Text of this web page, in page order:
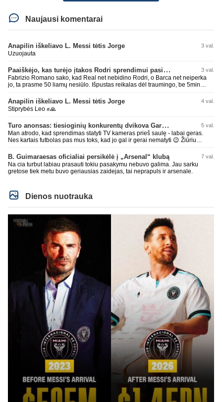
Naujausi komentarai
Anapilin iškeliavo L. Messi tėtis Jorge 3 val.
Uzuojauta
Paaiškėjo, kas turėjo įtakos Rodri sprendimui pasirinkti Barselonos pusę 3 val.
Fabrizio Romano sako, kad Real net nebidino Rodri, o Barca net neiperka
jo, ta prasme 50 liamų nesiūlo. Išpustas reikalas dėl traumingo, be 5min
Anapilin iškeliavo L. Messi tėtis Jorge 4 val.
Stiprybės Leo ✊🙏
Turo anonsas: tiesioginių konkurentų dvikova Gargžduose 5 val.
Man atrodo, kad sprendimas statyti TV kameras prieš saulę - labai geras.
Nes kartais futbolas pas mus toks, kad jo gal ir gerai nematyti 😉 Žiūriu
kaip alaus butelys, kurį ką tik išmaukiau. Linkėjimai Tadui (slapyvardžiu „apie
nieką“), kuris kiek girdėjau, įpūtė akis varvinančių transliacijų dvasią 😀
B. Guimaraesas oficialiai persikėlė į „Arsenal“ klubą 7 val.
Na cia turbut labiau prasauti tokiu pasakymu nebuvo galima. Jau sarku
gretose tiek metu buvo geriausias zaidejas, tai neprapuls ir arsenale.
Dienos nuotrauka